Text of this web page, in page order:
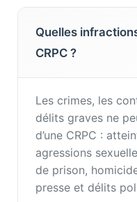
Quelles
CRPC ?
Les crimes, les
délits graves ne
d’une CRPC :
agressions
de prison,
presse et délits